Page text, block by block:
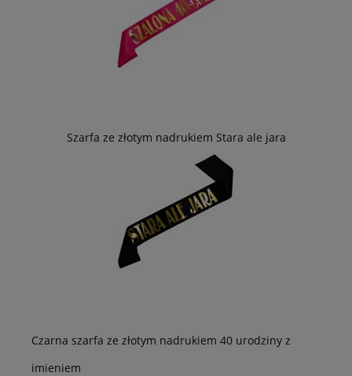
Szarfa ze złotym nadrukiem Stara ale jara
Czarna szarfa ze złotym nadrukiem 40 urodziny z
imieniem